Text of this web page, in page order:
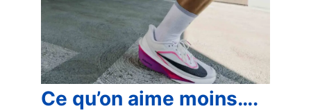
Ce qu’on aime moins….